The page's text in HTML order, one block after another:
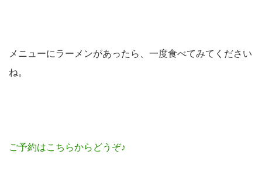
メニューにラーメンがあったら、一度食べてみてください
ね。
ご予約はこちらからどうぞ♪